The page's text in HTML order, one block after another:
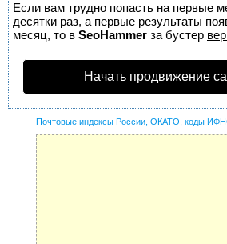
Если вам трудно попасть на первые
десятки раз, а первые результаты
месяц, то в SeoHammer за бустер
Начать продвижение
Почтовые индексы России, ОКАТО, коды